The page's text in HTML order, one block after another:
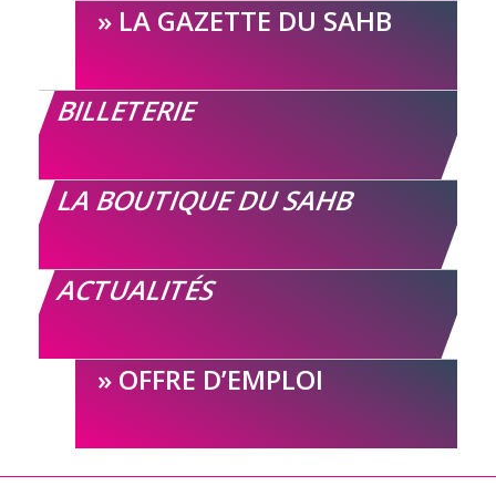
LA GAZETTE DU SAHB
BILLETERIE
LA BOUTIQUE DU SAHB
ACTUALITÉS
OFFRE D’EMPLOI